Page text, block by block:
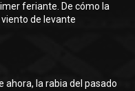
feriante. De cómo la
de levante
ahora, la rabia del pasado